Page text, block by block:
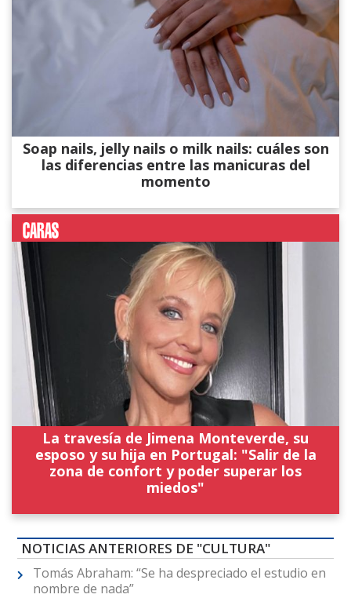
Soap nails, jelly nails o milk nails: cuáles son
las diferencias entre las manicuras del
momento
La travesía de Jimena Monteverde, su
esposo y su hija en Portugal: "Salir de la
zona de confort y poder superar los
miedos"
NOTICIAS ANTERIORES DE "CULTURA"
Tomás Abraham: “Se ha despreciado el estudio en
nombre de nada”